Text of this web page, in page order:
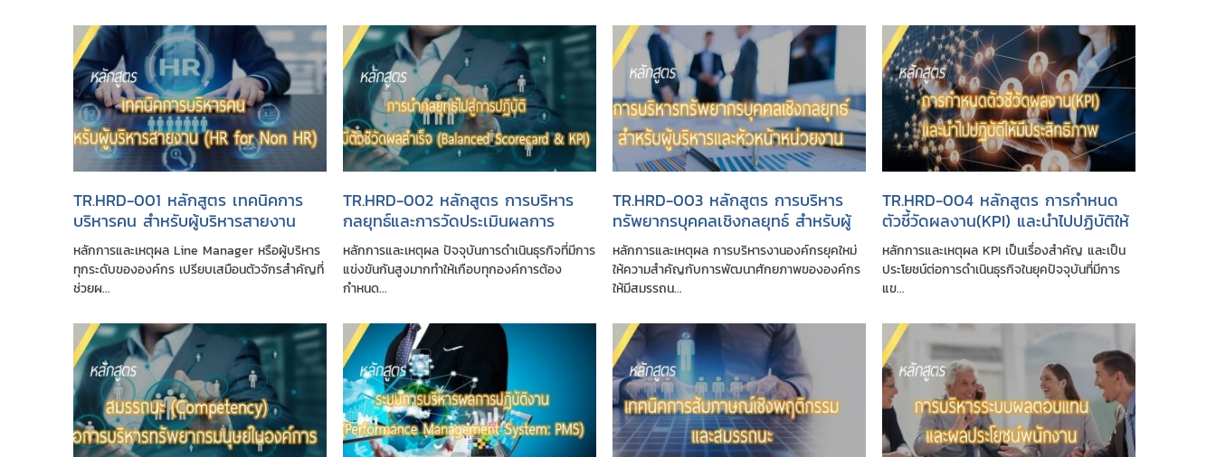
TR.HRD-001 หลักสูตร เทคนิคการ
บริหารคน สำหรับผู้บริหารสายงาน
(HR for Non HR)
หลักการและเหตุผล Line Manager หรือผู้บริหาร
ทุกระดับขององค์กร เปรียบเสมือนตัวจักรสำคัญที่
ช่วยผ...
TR.HRD-002 หลักสูตร การบริหาร
กลยุทธ์และการวัดประเมินผลการ
ดำเนินงาน ด้วย Balanced
Scorecard & KPI
หลักการและเหตุผล ปัจจุบันการดำเนินธุรกิจที่มีการ
แข่งขันกันสูงมากทำให้เกือบทุกองค์การต้อง
กำหนด...
TR.HRD-003 หลักสูตร การบริหาร
ทรัพยากรบุคคลเชิงกลยุทธ์ สำหรับผู้
บริหารและหัวหน้าหน่วยงาน
หลักการและเหตุผล การบริหารงานองค์กรยุคใหม่
ให้ความสำคัญกับการพัฒนาศักยภาพขององค์กร
ให้มีสมรรถน...
TR.HRD-004 หลักสูตร การกำหนด
ตัวชี้วัดผลงาน(KPI) และนำไปปฏิบัติให้
มีประสิทธิภาพ
หลักการและเหตุผล KPI เป็นเรื่องสำคัญ และเป็น
ประโยชน์ต่อการดำเนินธุรกิจในยุคปัจจุบันที่มีการ
แข...